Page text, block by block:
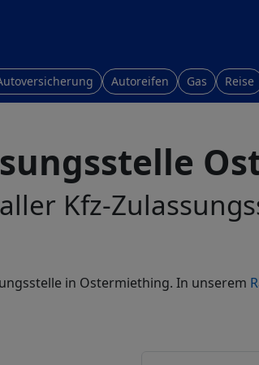
Autoreifen Gas Reise
Kfz-
in Ostermiething. In unserem